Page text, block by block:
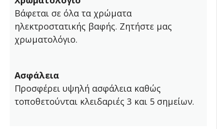
Βάφεται σε όλα τα χρώματα
ηλεκτροστατικής βαφής. Ζητήστε μας
χρωματολόγιο.
Ασφάλεια
Προσφέρει υψηλή ασφάλεια καθώς
τοποθετούνται κλειδαριές 3 και 5 σημείων.